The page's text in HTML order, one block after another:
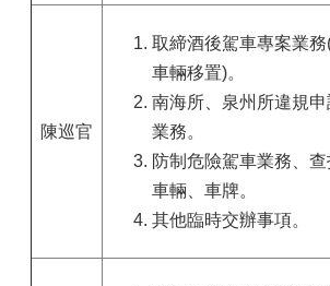
陳巡官
取締酒後駕車專案業務
車輛移置)。
南海所、泉州所違規
業務。
防制危險駕車業務、
車輛、車牌。
其他臨時交辦事項。